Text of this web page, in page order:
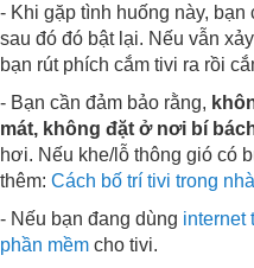
- Khi gặp tình huống này,
sau đó đó bật lại. Nếu vẫn
bạn rút phích cắm tivi ra rồi
- Bạn cần đảm bảo rằng,
mát, không đặt ở nơi bí
hơi. Nếu khe/lỗ thông gió có
thêm: Cách bố trí tivi trong nhà
- Nếu bạn đang dùng internet
phần mềm cho tivi.